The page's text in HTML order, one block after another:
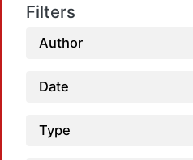
Filters
Author
Date
Type